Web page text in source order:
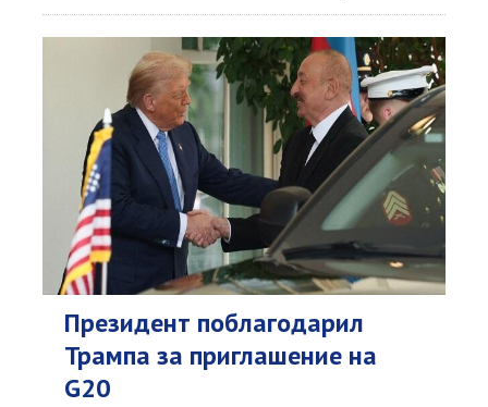
Президент поблагодарил
Трампа за приглашение на
G20